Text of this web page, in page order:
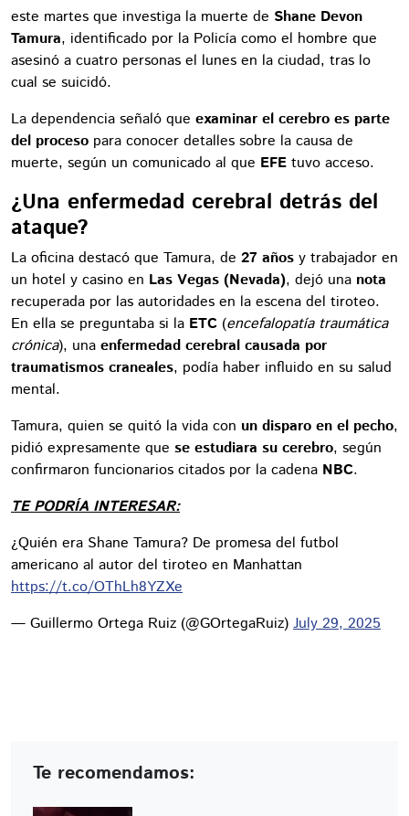
este martes que investiga la muerte de Shane Devon
Tamura, identificado por la Policía como el hombre que
asesinó a cuatro personas el lunes en la ciudad, tras lo
cual se suicidó.
La dependencia señaló que examinar el cerebro es parte
del proceso para conocer detalles sobre la causa de
muerte, según un comunicado al que EFE tuvo acceso.
¿Una enfermedad cerebral detrás del
ataque?
La oficina destacó que Tamura, de 27 años y trabajador en
un hotel y casino en Las Vegas (Nevada), dejó una nota
recuperada por las autoridades en la escena del tiroteo.
En ella se preguntaba si la ETC (encefalopatía traumática
crónica), una enfermedad cerebral causada por
traumatismos craneales, podía haber influido en su salud
mental.
Tamura, quien se quitó la vida con un disparo en el pecho,
pidió expresamente que se estudiara su cerebro, según
confirmaron funcionarios citados por la cadena NBC.
TE PODRÍA INTERESAR:
¿Quién era Shane Tamura? De promesa del futbol
americano al autor del tiroteo en Manhattan
https://t.co/OThLh8YZXe
— Guillermo Ortega Ruiz (@GOrtegaRuiz) July 29, 2025
Te recomendamos: